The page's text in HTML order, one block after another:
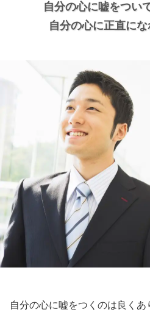
自分の心に嘘をつい
自分の心に正直にな
自分の心に嘘をつくのは良くあ